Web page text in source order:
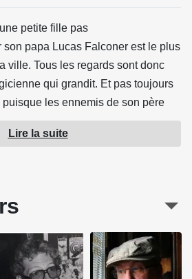
petite fille pas
son papa Lucas Falconer est le plus
ville. Tous les regards sont donc
qui grandit. Et pas toujours
les ennemis de son père
mouvance de la ligne claire
de son graphisme que par
Lire la suite